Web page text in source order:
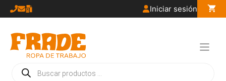
Saltar
al
contenido
Iniciar sesión
Búsqueda
de